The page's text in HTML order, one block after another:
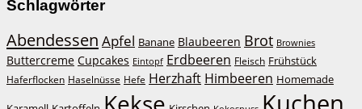
Schlagwörter
Abendessen Apfel Banane Blaubeeren Brot Brownies
Buttercreme Cupcakes Eintopf Erdbeeren Fleisch Frühstück
Haferflocken Haselnüsse Hefe Herzhaft Himbeeren Homemade